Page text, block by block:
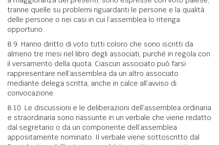
tranne quelle su problemi riguardanti le persone e la qualità
delle persone o nei casi in cui l’assemblea lo ritenga
opportuno.
8.9. Hanno diritto di voto tutti coloro che sono iscritti da
almeno tre mesi nel libro degli associati, purché in regola con
il versamento della quota. Ciascun associato può farsi
rappresentare nell’assemblea da un altro associato
mediante delega scritta, anche in calce all’avviso di
convocazione.
8.10. Le discussioni e le deliberazioni dell’assemblea ordinaria
e straordinaria sono riassunte in un verbale che viene redatto
dal segretario o da un componente dell’assemblea
appositamente nominato. Il verbale viene sottoscritto dal